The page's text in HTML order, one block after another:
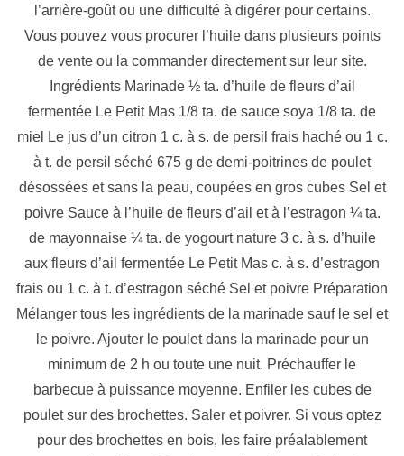
l’arrière-goût ou une difficulté à digérer pour certains.
Vous pouvez vous procurer l’huile dans plusieurs points
de vente ou la commander directement sur leur site.
Ingrédients Marinade ½ ta. d’huile de fleurs d’ail
fermentée Le Petit Mas 1/8 ta. de sauce soya 1/8 ta. de
miel Le jus d’un citron 1 c. à s. de persil frais haché ou 1 c.
à t. de persil séché 675 g de demi-poitrines de poulet
désossées et sans la peau, coupées en gros cubes Sel et
poivre Sauce à l’huile de fleurs d’ail et à l’estragon ¼ ta.
de mayonnaise ¼ ta. de yogourt nature 3 c. à s. d’huile
aux fleurs d’ail fermentée Le Petit Mas c. à s. d’estragon
frais ou 1 c. à t. d’estragon séché Sel et poivre Préparation
Mélanger tous les ingrédients de la marinade sauf le sel et
le poivre. Ajouter le poulet dans la marinade pour un
minimum de 2 h ou toute une nuit. Préchauffer le
barbecue à puissance moyenne. Enfiler les cubes de
poulet sur des brochettes. Saler et poivrer. Si vous optez
pour des brochettes en bois, les faire préalablement